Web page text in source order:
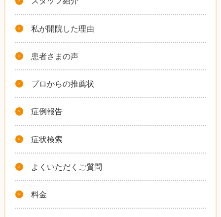
私が開院した理由
患者さまの声
プロからの推薦状
症例報告
症状検索
よくいただくご質問
料金